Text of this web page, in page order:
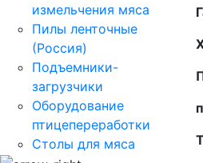
измельчения мяса
Пилы ленточные
(Россия)
Подъемники-
загрузчики
Оборудование
птицепереработки
Столы для мяса